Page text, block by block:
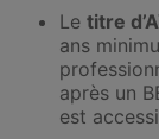
Le titre
ans
après un
est